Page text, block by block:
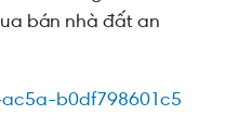
bán nhà đất an